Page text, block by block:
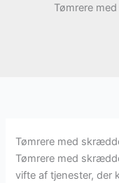
Tømrere
Tømrere med
Tømrere med
vifte af tjenester, der